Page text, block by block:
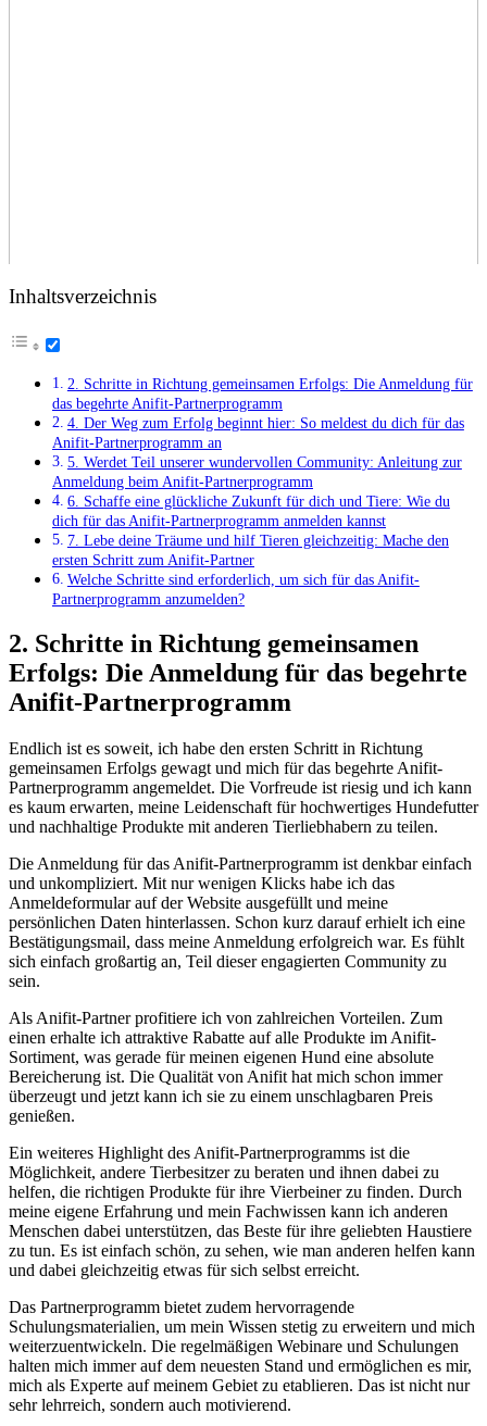
Inhaltsverzeichnis
2. Schritte in Richtung gemeinsamen Erfolgs: Die Anmeldung ‌für
⁢das begehrte‌ Anifit-Partnerprogramm
4.‌ Der Weg zum Erfolg beginnt hier: So ‌meldest du⁤ dich für das
Anifit-Partnerprogramm an
5. Werdet Teil unserer wundervollen Community: Anleitung zur
Anmeldung beim Anifit-Partnerprogramm
6. Schaffe eine glückliche Zukunft für dich‍ und Tiere: Wie du
dich für das Anifit-Partnerprogramm anmelden kannst
7. ‍Lebe deine‌ Träume ⁢und hilf⁢ Tieren ‌gleichzeitig: Mache den
ersten ‍Schritt⁣ zum Anifit-Partner
Welche Schritte sind erforderlich, um sich für das Anifit-
Partnerprogramm anzumelden?
2. Schritte in Richtung gemeinsamen
Erfolgs: Die Anmeldung ‌für ⁢das begehrte‌
Anifit-Partnerprogramm
Endlich ist es soweit, ⁣ich habe‍ den ersten Schritt‌ in ​Richtung
gemeinsamen Erfolgs gewagt und mich​ für das⁢ begehrte Anifit-
Partnerprogramm angemeldet. Die Vorfreude ist riesig⁤ und ich kann
es kaum erwarten, meine Leidenschaft für⁢ hochwertiges Hundefutter
und ‍nachhaltige Produkte mit anderen Tierliebhabern zu teilen.
Die Anmeldung‍ für das Anifit-Partnerprogramm ⁢ist denkbar einfach
und unkompliziert. Mit nur wenigen Klicks habe ich das
Anmeldeformular ⁣auf⁢ der Website ausgefüllt und ‍meine
persönlichen Daten hinterlassen. Schon kurz darauf erhielt ich ‍eine
Bestätigungsmail, dass meine Anmeldung erfolgreich war. Es fühlt
sich einfach großartig an, Teil dieser engagierten Community ​zu
sein.
Als ⁢Anifit-Partner profitiere ⁢ich von zahlreichen Vorteilen. Zum
einen erhalte ich attraktive Rabatte auf‌ alle Produkte ⁤im Anifit-
Sortiment, ⁤was gerade für ‌meinen ‍eigenen⁢ Hund ⁣eine absolute
Bereicherung⁣ ist. Die Qualität von⁣ Anifit hat mich ‍schon ‍immer
überzeugt ​und jetzt kann ich sie zu einem unschlagbaren Preis
genießen.
Ein weiteres Highlight ‌des​ Anifit-Partnerprogramms ist die
Möglichkeit, andere ⁤Tierbesitzer zu beraten und ihnen dabei zu
⁣helfen, die richtigen Produkte für ihre ⁤Vierbeiner zu finden. Durch‌
meine eigene Erfahrung und‌ mein⁤ Fachwissen kann ich anderen
Menschen dabei unterstützen, ​das Beste für ihre geliebten Haustiere
‌zu tun. Es ist ‌einfach schön,‌ zu sehen, ‌wie man ‍anderen helfen kann
und dabei gleichzeitig etwas für sich selbst erreicht.
Das Partnerprogramm bietet zudem hervorragende
Schulungsmaterialien, um‌ mein ‍Wissen stetig zu erweitern und‍ mich
weiterzuentwickeln. Die ​regelmäßigen Webinare und Schulungen
halten mich immer ⁤auf dem neuesten‌ Stand und ermöglichen ⁤es mir,
mich als Experte auf meinem Gebiet zu etablieren. Das‍ ist nicht nur
sehr lehrreich,‍ sondern auch‌ motivierend.